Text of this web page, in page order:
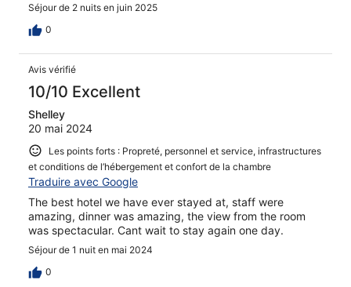
Séjour de 2 nuits en juin 2025
0
Avis vérifié
10/10 Excellent
Shelley
20 mai 2024
Les points forts : Propreté, personnel et service, infrastructures
et conditions de l’hébergement et confort de la chambre
Traduire avec Google
The best hotel we have ever stayed at, staff were
amazing, dinner was amazing, the view from the room
was spectacular. Cant wait to stay again one day.
Séjour de 1 nuit en mai 2024
0